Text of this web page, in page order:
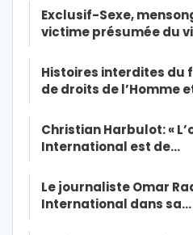
Exclusif-Sexe,
victime présumée du
Histoires interdites du
de droits de l’Homme
Christian Harbulot: «
International est de…
Le journaliste Omar
International dans sa…